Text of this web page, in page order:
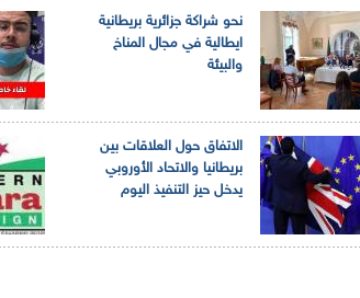
نحو شراكة جزائرية بريطانية
ايطالية في مجال المناخ
والبيئة
الاتفاق حول العلاقات بين
بريطانيا والاتحاد الأوروبي
يدخل حيز التنفيذ اليوم